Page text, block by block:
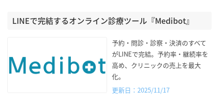
全て 検索
LINEで完結するオンライン診療ツール『Medibot』
予約・問診・診察・決済のすべて
がLINEで完結。予約率・継続率を
高め、クリニックの売上を最大
化。
更新日：2025/11/17